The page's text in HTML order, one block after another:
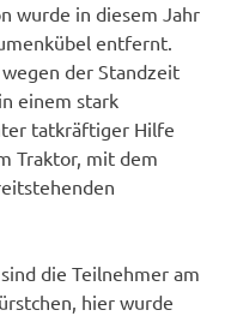
wurde in diesem Jahr
entfernt.
der Standzeit
einem stark
tatkräftiger Hilfe
Traktor, mit dem
die Teilnehmer am
hier wurde